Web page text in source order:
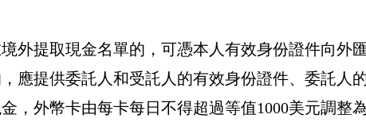
外提取現金名單的，可憑本人有效身份證件向外
應提供委託人和受託人的有效身份證件、委託人的
，外幣卡由每卡每日不得超過等值1000美元調整